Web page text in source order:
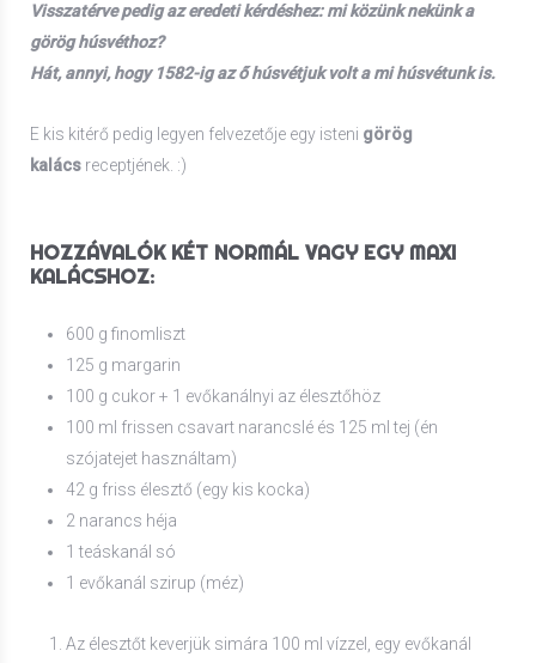
Visszatérve pedig az eredeti kérdéshez: mi közünk nekünk a
görög húsvéthoz?
Hát, annyi, hogy 1582-ig az ő húsvétjuk volt a mi húsvétunk is.
E kis kitérő pedig legyen felvezetője egy isteni görög
kalács receptjének. :)
HOZZÁVALÓK KÉT NORMÁL VAGY EGY MAXI
KALÁCSHOZ:
600 g finomliszt
125 g margarin
100 g cukor + 1 evőkanálnyi az élesztőhöz
100 ml frissen csavart narancslé és 125 ml tej (én
szójatejet használtam)
42 g friss élesztő (egy kis kocka)
2 narancs héja
1 teáskanál só
1 evőkanál szirup (méz)
Az élesztőt keverjük simára 100 ml vízzel, egy evőkanál